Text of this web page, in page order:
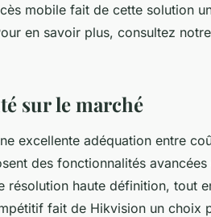
mobile fait de cette solution
en savoir plus, consultez
sur le marché
excellente adéquation entre
des fonctionnalités
résolution haute définition, tout
fait de Hikvision un choix